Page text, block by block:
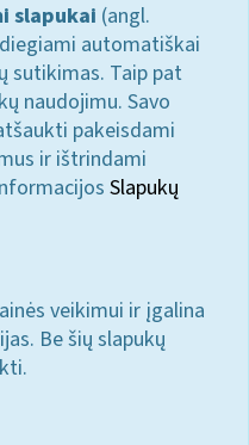
slapukai (angl.
automatiškai
sutikimas. Taip pat
naudojimu. Savo
pakeisdami
ir ištrindami
Slapukų
veikimui ir įgalina
Be šių slapukų